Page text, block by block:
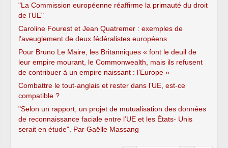
"La Commission européenne réaffirme la primauté du droit
de l’UE"
Caroline Fourest et Jean Quatremer : exemples de
l’aveuglement de deux fédéralistes européens
Pour Bruno Le Maire, les Britanniques « font le deuil de
leur empire mourant, le Commonwealth, mais ils refusent
de contribuer à un empire naissant : l’Europe »
Combattre le tout-anglais et rester dans l’UE, est-ce
compatible ?
"Selon un rapport, un projet de mutualisation des données
de reconnaissance faciale entre l’UE et les États- Unis
serait en étude". Par Gaëlle Massang